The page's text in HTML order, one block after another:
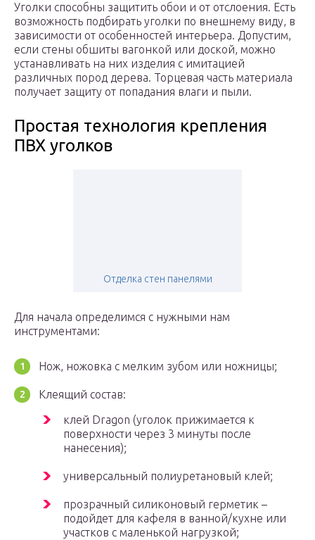
Уголки способны защитить обои и от отслоения. Есть
возможность подбирать уголки по внешнему виду, в
зависимости от особенностей интерьера. Допустим,
если стены обшиты вагонкой или доской, можно
устанавливать на них изделия с имитацией
различных пород дерева. Торцевая часть материала
получает защиту от попадания влаги и пыли.
Простая технология крепления
ПВХ уголков
Отделка стен панелями
Для начала определимся с нужными нам
инструментами:
Нож, ножовка с мелким зубом или ножницы;
Клеящий состав:
клей Dragon (уголок прижимается к
поверхности через 3 минуты после
нанесения);
универсальный полиуретановый клей;
прозрачный силиконовый герметик –
подойдет для кафеля в ванной/кухне или
участков с маленькой нагрузкой;